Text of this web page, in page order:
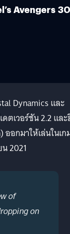
Avengers 30
Dynamics และ
ตเวอร์ชัน 2.2 แล
ออกมาให้เล่นในเก
2021
of
on